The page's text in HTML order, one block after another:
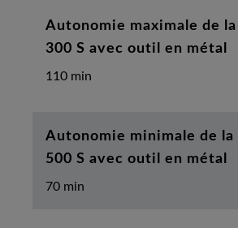
Autonomie maximale de
300 S avec outil en métal
110 min
Autonomie minimale de
500 S avec outil en métal
70 min